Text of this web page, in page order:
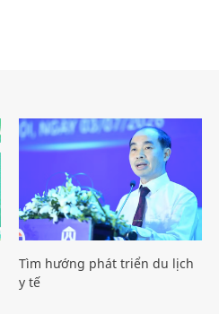
Tìm hướng phát triển du lịch
y tế